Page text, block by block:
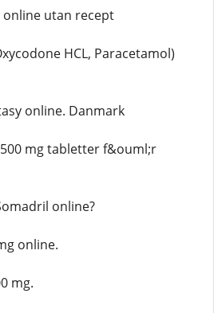
online utan recept
HCL, Paracetamol)
online. Danmark
mg tabletter f&ouml;r
online?
online.
mg.